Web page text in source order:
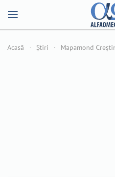
Acasă Știri Mapamond